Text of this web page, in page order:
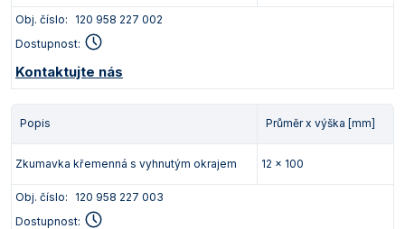
Obj. číslo:
120 958 227 002
Dostupnost:
Kontaktujte nás
Popis Průměr x výška [mm]
Zkumavka křemenná s vyhnutým okrajem 12 x 100
Obj. číslo:
120 958 227 003
Dostupnost: